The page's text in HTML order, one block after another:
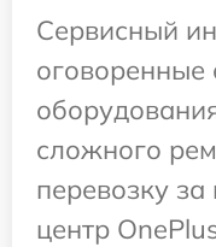
Сервисный
оговоренные
сложного
перевозку
центр